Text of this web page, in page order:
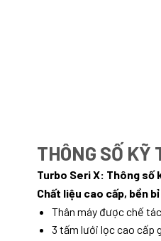
THÔNG SỐ KỸ
Turbo Seri X: Thông
Chất liệu cao cấp, bền
Thân máy được chế
3 tấm lưới lọc cao cấp